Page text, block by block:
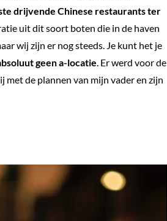
drijvende Chinese restaurants ter
uit dit soort boten die in de haven
wij zijn er nog steeds. Je kunt het je
geen a-locatie . Er werd voor de
met de plannen van mijn vader en zijn